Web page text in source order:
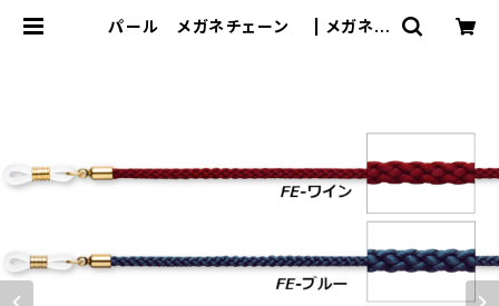
パール メガネチェーン | メガネラ